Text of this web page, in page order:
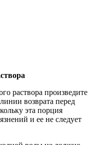
раствора произведите
возврата перед
эта порция
и ее не следует